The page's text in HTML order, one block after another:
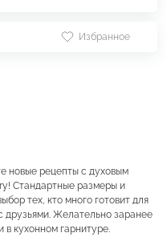
Избранное
новые рецепты с духовым
Стандартные размеры и
тех, кто много готовит для
друзьями. Желательно заранее
кухонном гарнитуре.